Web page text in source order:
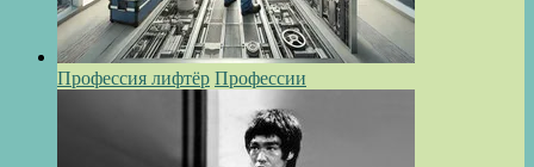
Профессия лифтёр Профессии